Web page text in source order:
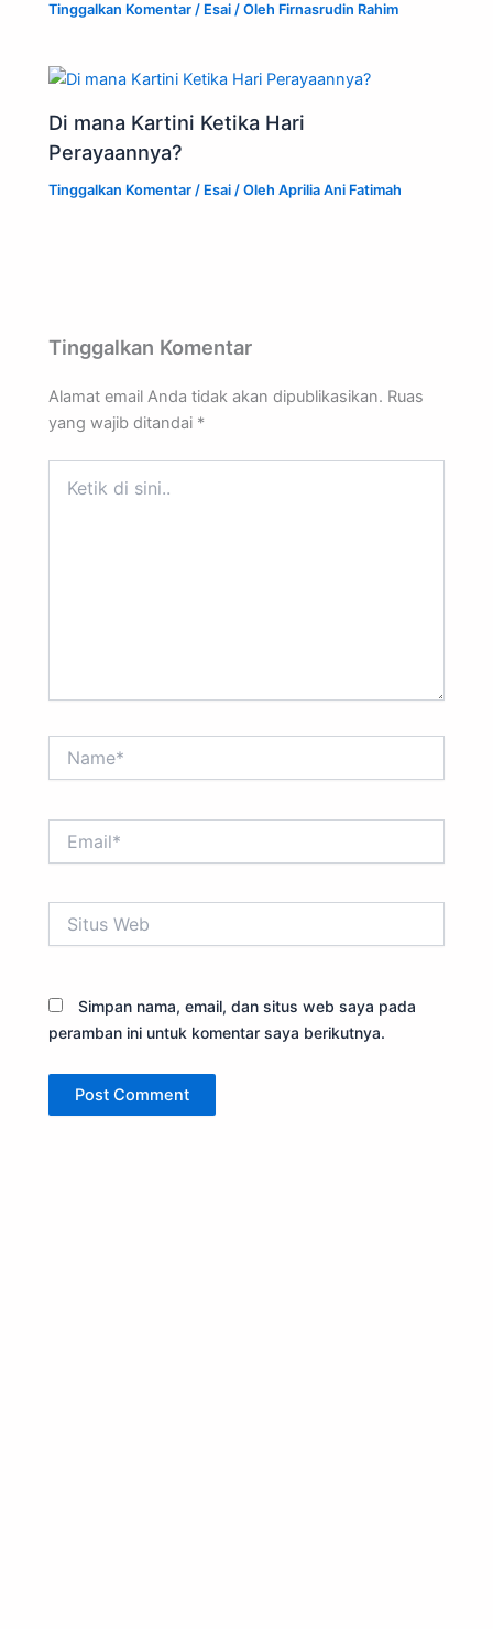
Tinggalkan Komentar / Esai / Oleh Firnasrudin Rahim
Di mana Kartini Ketika Hari
Perayaannya?
Tinggalkan Komentar / Esai / OlehAprilia Ani Fatimah
Tinggalkan Komentar
Alamat email Anda tidak akan dipublikasikan. Ruas
yang wajib ditandai *
Web
Simpan nama, email, dan situs web saya pada
peramban ini untuk komentar saya berikutnya.